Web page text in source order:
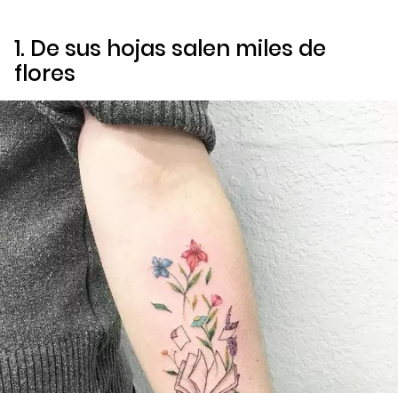
1. De sus hojas salen miles de
flores